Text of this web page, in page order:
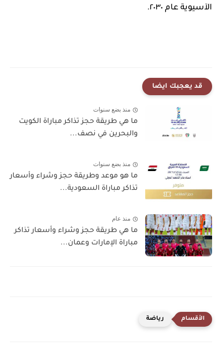
الآسيوية عام ٢٠٣٠.
قد يعجبك ايضا
منذ بضع سنوات
ما هي طريقة حجز تذاكر مباراة الكويت
والبحرين في نصف...
منذ بضع سنوات
ما هو موعد وطريقة حجز وشراء وأسعار
تذاكر مباراة السعودية...
منذ عام
ما هي طريقة حجز وشراء وأسعار تذاكر
مباراة الإمارات وعمان...
رياضة